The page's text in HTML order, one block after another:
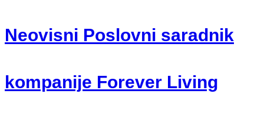
Neovisni Poslovni saradnik
kompanije Forever Living